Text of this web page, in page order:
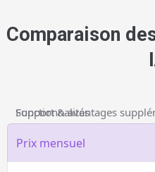
Comparaison
Widget gratuit Outil
Prix mensuel
Fonctionnalités
Support & avantages